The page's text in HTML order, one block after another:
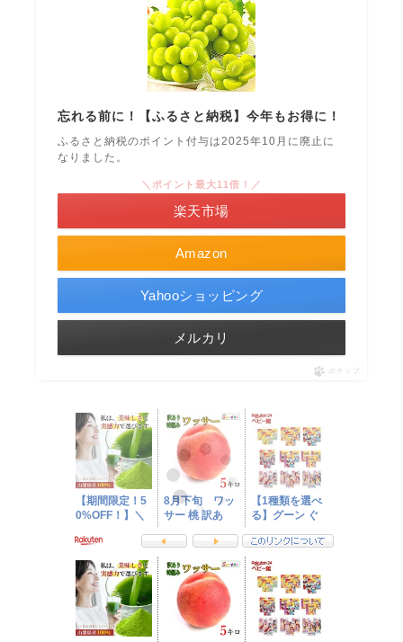
忘れる前に！【ふるさと納税】今年もお得に！
ふるさと納税のポイント付与は2025年10月に廃止に
なりました。
Amazon
＼ポイント最大11倍！／
楽天市場
Yahooショッピング
メルカリ
ポチップ